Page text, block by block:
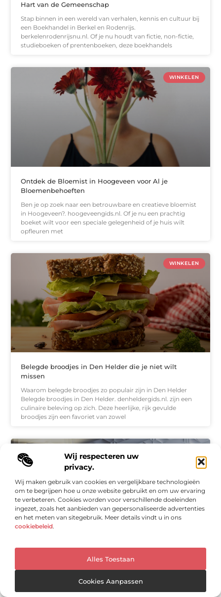
Wij respecteren uw
privacy.
Wij maken gebruik van cookies en vergelijkbare technologieën
om te begrijpen hoe u onze website gebruikt en om uw ervaring
te verbeteren. Cookies worden voor verschillende doeleinden
ingezet, zoals het aanbieden van gepersonaliseerde advertenties
en het meten van sitegebruik. Meer details vindt u in ons
cookiebeleid.
Alles Toestaan
Cookies Aanpassen
Hart van de Gemeenschap
Stap binnen in een wereld van verhalen, kennis en cultuur bij
een Boekhandel in Berkel en Rodenrijs.
berkelenrodenrijsnu.nl. Of je nu houdt van fictie, non-fictie,
studieboeken of prentenboeken, deze boekhandels
WINKELEN
Ontdek de Bloemist in Hoogeveen voor Al je
Bloemenbehoeften
Ben je op zoek naar een betrouwbare en creatieve bloemist
in Hoogeveen?. hoogeveengids.nl. Of je nu een prachtig
boeket wilt voor een speciale gelegenheid of je huis wilt
opfleuren met
WINKELEN
Belegde broodjes in Den Helder die je niet wilt
missen
Waarom belegde broodjes zo populair zijn in Den Helder
Belegde broodjes in Den Helder. denheldergids.nl. zijn een
culinaire beleving op zich. Deze heerlijke, rijk gevulde
broodjes zijn een favoriet van zowel
vernieuwen zonder een complete verbouwing, kan
behangwerk precies zijn wat u nodig heeft. In deze